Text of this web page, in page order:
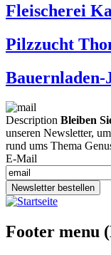
Fleischerei
Pilzzucht
Bauernladen-
Description Bleiben
unseren Newsletter,
rund ums Thema
E-Mail
Newsletter bestellen
Footer menu